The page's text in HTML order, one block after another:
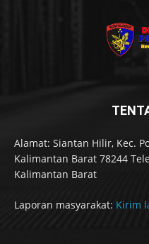
Alamat: Siantan Hilir, Kec.
Kalimantan Barat 78244
Kalimantan Barat
Laporan masyarakat: Kirim